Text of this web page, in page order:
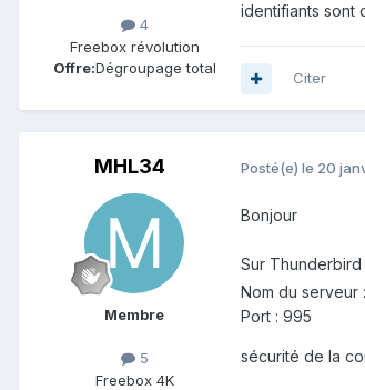
4
Freebox révolution
Offre:Dégroupage total
identifiants sont
Citer
MHL34
Membre
5
Freebox 4K
Posté(e) le 20
Bonjour
Sur
Nom du serveur
Port : 995
sécurité de la